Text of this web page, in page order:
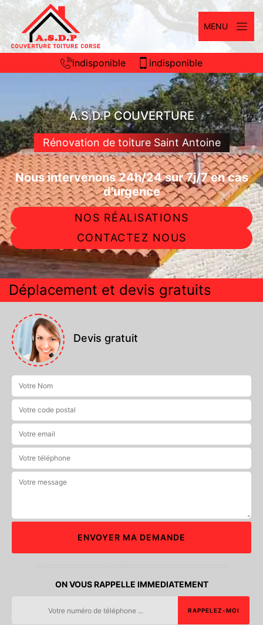
MENU
indisponible indisponible
A.S.D.P COUVERTURE
Rénovation de toiture Saint Antoine
Nous intervenons 24h/24 sur 7j/7 en cas
d'urgence
NOS RÉALISATIONS
CONTACTEZ NOUS
Déplacement et devis gratuits
Devis gratuit
ON VOUS RAPPELLE IMMEDIATEMENT